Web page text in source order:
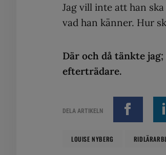
Jag vill inte att han
vad han känner. Hur
Där och då tänkte
efterträdare.
DELA ARTIKELN
LOUISE NYBERG